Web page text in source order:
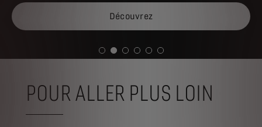
Découvrez
POUR ALLER PLUS LOIN